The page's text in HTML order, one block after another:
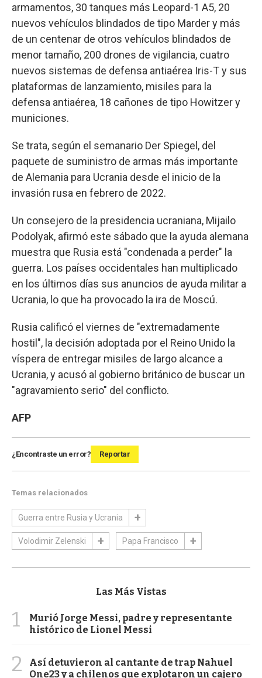
armamentos, 30 tanques más Leopard-1 A5, 20
nuevos vehículos blindados de tipo Marder y más
de un centenar de otros vehículos blindados de
menor tamaño, 200 drones de vigilancia, cuatro
nuevos sistemas de defensa antiaérea Iris-T y sus
plataformas de lanzamiento, misiles para la
defensa antiaérea, 18 cañones de tipo Howitzer y
municiones.
Se trata, según el semanario Der Spiegel, del
paquete de suministro de armas más importante
de Alemania para Ucrania desde el inicio de la
invasión rusa en febrero de 2022.
Un consejero de la presidencia ucraniana, Mijailo
Podolyak, afirmó este sábado que la ayuda alemana
muestra que Rusia está "condenada a perder" la
guerra. Los países occidentales han multiplicado
en los últimos días sus anuncios de ayuda militar a
Ucrania, lo que ha provocado la ira de Moscú.
Rusia calificó el viernes de "extremadamente
hostil", la decisión adoptada por el Reino Unido la
víspera de entregar misiles de largo alcance a
Ucrania, y acusó al gobierno británico de buscar un
"agravamiento serio" del conflicto.
AFP
¿Encontraste un error? Reportar
Temas relacionados
Guerra entre Rusia y Ucrania
Volodimir Zelenski Papa Francisco
Las Más Vistas
1
Murió Jorge Messi, padre y representante
histórico de Lionel Messi
2
Así detuvieron al cantante de trap Nahuel
One23 y a chilenos que explotaron un cajero